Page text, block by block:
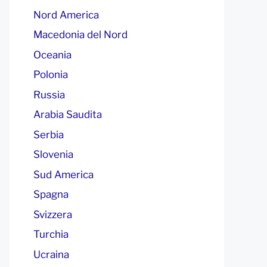
Nord America
Macedonia del Nord
Oceania
Polonia
Russia
Arabia Saudita
Serbia
Slovenia
Sud America
Spagna
Svizzera
Turchia
Ucraina